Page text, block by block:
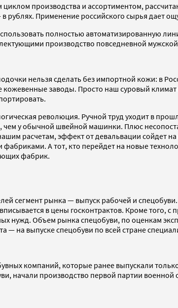
производства и ассортиментом,
рублях. Применение российского сырья дает
полностью автоматизированную
производство повседневной
нельзя сделать без импортной кожи: в
заводы. Просто наш суровый
революция. Ручной труд уходит в
чем у обычной швейной машинки. Плюс
расчетам, эффект от девальвации сойдет на
А тот, кто перейдет на новые
фабрик.
сегмент рынка — выпуск рабочей и
в цены госконтрактов. Кроме того,
нужд. Объем рынка спецобуви, по оценкам
— на выпуске спецобуви по всей стране
компаний, которые ранее выпускали
начали производство первой партии военной